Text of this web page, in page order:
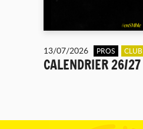
13/07/2026 PROS CLUB
CALENDRIER 26/27